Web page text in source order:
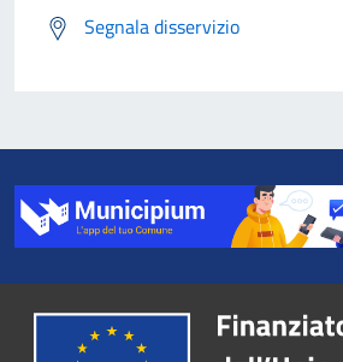
Segnala disservizio